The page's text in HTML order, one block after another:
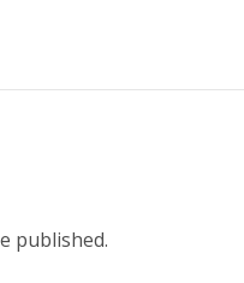
published.